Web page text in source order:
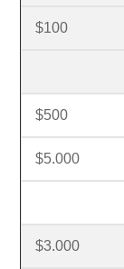
$100
$500
$5.000
$3.000